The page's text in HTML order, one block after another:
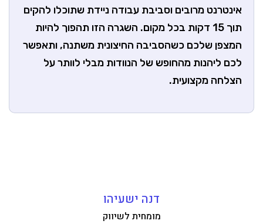
אינטרנט מרובים וסביבת עבודה ניידת שתוכלו להקים
תוך 15 דקות בכל מקום. השגרה הזו תהפוך להיות
המצפן שלכם כשהסביבה החיצונית משתנה, ותאפשר
לכם ליהנות מהחופש של הנוודות מבלי לוותר על
הצלחה מקצועית.
דנה ישעיהו
מומחית לשיווק